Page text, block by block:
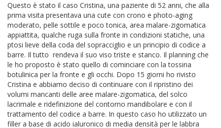
Questo è stato il caso Cristina, una paziente di 52 anni, che alla
prima visita presentava una cute con crono e photo-aging
moderato, pelle sottile e poco tonica, area malare-zigomatica
appiattita, qualche ruga sulla fronte in condizioni statiche, una
ptosi lieve della coda del sopracciglio e un principio di codice a
barre. Il tutto rendeva il suo viso triste e stanco. Il planning che
le ho proposto è stato quello di cominciare con la tossina
botulinica per la fronte e gli occhi. Dopo 15 giorni ho rivisto
Cristina e abbiamo deciso di continuare con il ripristino dei
volumi mancanti delle aree malare-zigomatica, del solco
lacrimale e ridefinizione del contorno mandibolare e con il
trattamento del codice a barre. In questo caso ho utilizzato un
filler a base di acido ialuronico di media densità per le labbra